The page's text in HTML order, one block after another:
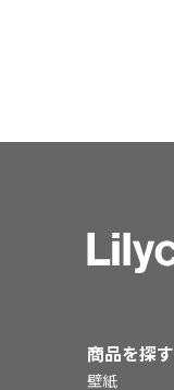
商品を探す
壁紙